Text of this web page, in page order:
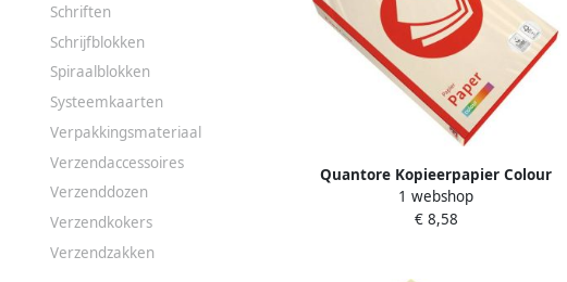
Schriften
Schrijfblokken
Spiraalblokken
Systeemkaarten
Verpakkingsmateriaal
Verzendaccessoires
Verzenddozen
Verzendkokers
Verzendzakken
Quantore Kopieerpapier Colour
A4 80gr creme 500 vel
1 webshop
€ 8,58